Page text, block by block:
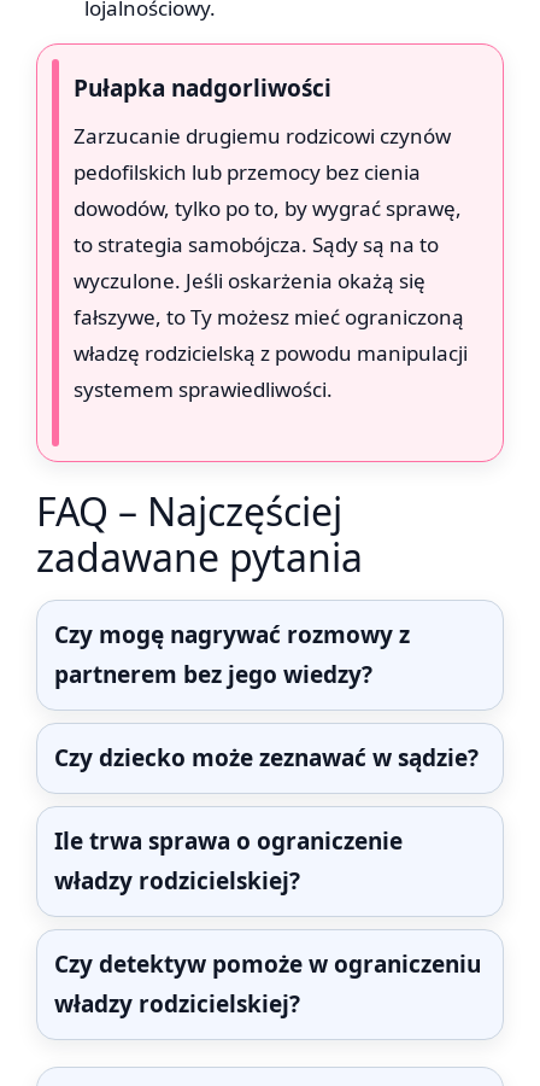
lojalnościowy.
Pułapka nadgorliwości
Zarzucanie drugiemu rodzicowi czynów
pedofilskich lub przemocy bez cienia
dowodów, tylko po to, by wygrać sprawę,
to strategia samobójcza. Sądy są na to
wyczulone. Jeśli oskarżenia okażą się
fałszywe, to Ty możesz mieć ograniczoną
władzę rodzicielską z powodu manipulacji
systemem sprawiedliwości.
FAQ – Najczęściej
zadawane pytania
Czy mogę nagrywać rozmowy z
partnerem bez jego wiedzy?
Czy dziecko może zeznawać w sądzie?
Ile trwa sprawa o ograniczenie
władzy rodzicielskiej?
Czy detektyw pomoże w ograniczeniu
władzy rodzicielskiej?